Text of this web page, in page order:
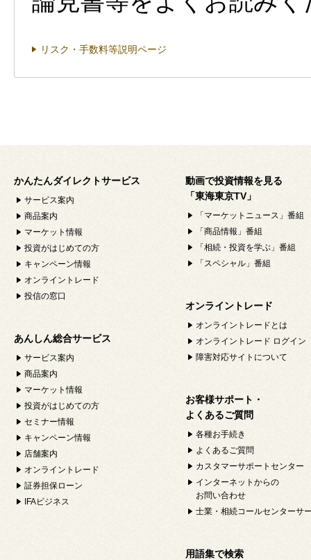
リスク・手数料等説明ページ
かんたんダイレクトサービス
サービス案内
商品案内
マーケット情報
投資がはじめての方
キャンペーン情報
オンライントレード
投信の窓口
あんしん総合サービス
サービス案内
商品案内
マーケット情報
投資がはじめての方
セミナー情報
キャンペーン情報
店舗案内
オンライントレード
証券担保ローン
IFAビジネス
動画で投資情報を見る
「東海東京TV」
「マーケットニュース」番組
「商品情報」番組
「相続・投資を学ぶ」番組
「スペシャル」番組
オンライントレード
オンライントレードとは
オンライントレード ログイン
障害対応サイトについて
お客様サポート・
よくあるご質問
各種お手続き
よくあるご質問
カスタマーサポートセンター
インターネットからの
お問い合わせ
士業・相続コールセンターサ
用語集で検索